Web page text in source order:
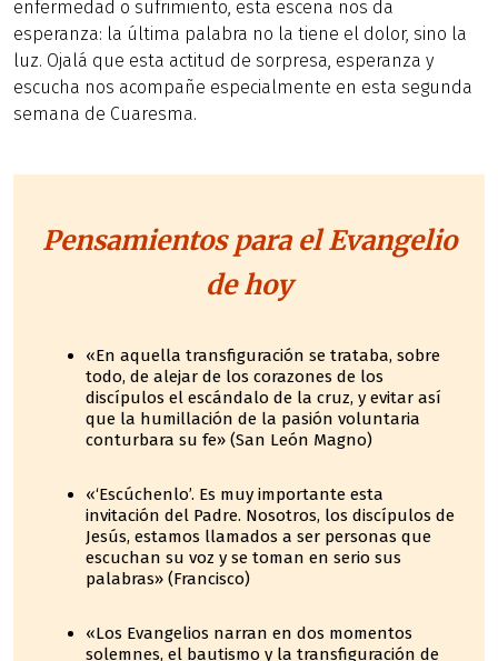
enfermedad o sufrimiento, esta escena nos da
esperanza: la última palabra no la tiene el dolor, sino la
luz. Ojalá que esta actitud de sorpresa, esperanza y
escucha nos acompañe especialmente en esta segunda
semana de Cuaresma.
Pensamientos para el Evangelio
de hoy
«En aquella transfiguración se trataba, sobre
todo, de alejar de los corazones de los
discípulos el escándalo de la cruz, y evitar así
que la humillación de la pasión voluntaria
conturbara su fe» (San León Magno)
«‘Escúchenlo’. Es muy importante esta
invitación del Padre. Nosotros, los discípulos de
Jesús, estamos llamados a ser personas que
escuchan su voz y se toman en serio sus
palabras» (Francisco)
«Los Evangelios narran en dos momentos
solemnes, el bautismo y la transfiguración de